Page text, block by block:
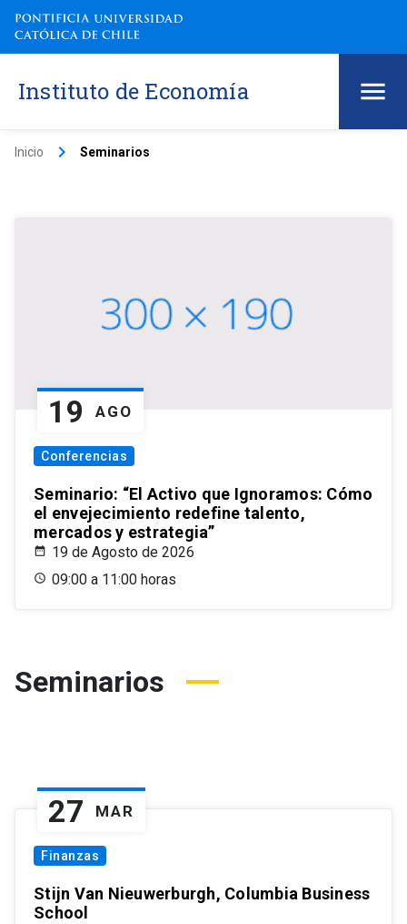
Instituto de Economía
Inicio keyboard_arrow_right Seminarios
19 AGO
Conferencias
Seminario: “El Activo que Ignoramos: Cómo
el envejecimiento redefine talento,
mercados y estrategia”
19 de Agosto de 2026
09:00 a 11:00 horas
Seminarios
27 MAR
Finanzas
Stijn Van Nieuwerburgh, Columbia Business
School